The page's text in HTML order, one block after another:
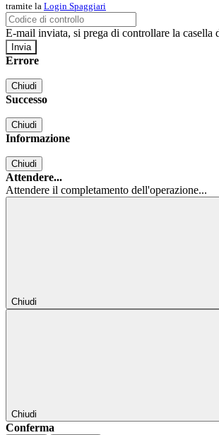
tramite la Login Spaggiari
E-mail inviata, si prega di controllare la casella
Errore
Chiudi
Successo
Chiudi
Informazione
Chiudi
Attendere...
Attendere il completamento dell'operazione...
Chiudi
Chiudi
Conferma